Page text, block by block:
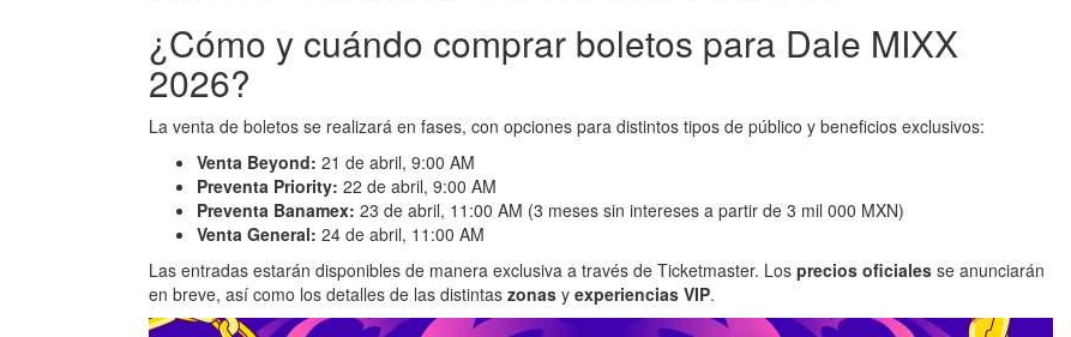
¿Cómo y cuándo comprar boletos para Dale MIXX
2026?
La venta de boletos se realizará en fases, con opciones para distintos tipos de público y beneficios exclusivos:
Venta Beyond: 21 de abril, 9:00 AM
Preventa Priority: 22 de abril, 9:00 AM
Preventa Banamex: 23 de abril, 11:00 AM (3 meses sin intereses a partir de 3 mil 000 MXN)
Venta General: 24 de abril, 11:00 AM
Las entradas estarán disponibles de manera exclusiva a través de Ticketmaster. Los precios oficiales se anunciarán
en breve, así como los detalles de las distintas zonas y experiencias VIP.